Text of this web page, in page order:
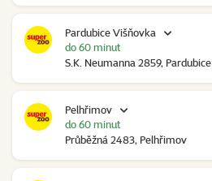
Pardubice Višňovka
S.K. Neumanna 2859, Pardubice
do 60 minut
Pelhřimov
Průběžná 2483, Pelhřimov
do 60 minut